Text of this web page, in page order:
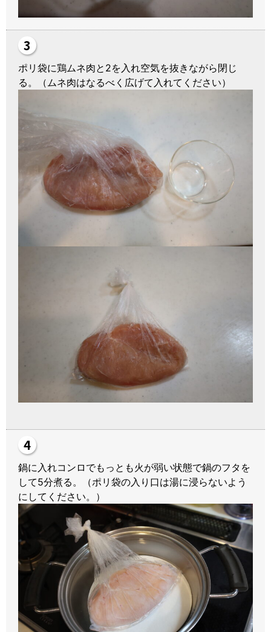
ポリ袋に鶏ムネ肉と2を入れ空気を抜きながら閉じ
る。（ムネ肉はなるべく広げて入れてください）
鍋に入れコンロでもっとも火が弱い状態で鍋のフタを
して5分煮る。（ポリ袋の入り口は湯に浸らないよう
にしてください。）